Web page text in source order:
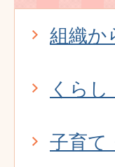
組織か
くらし
子育て